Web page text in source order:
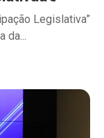
Legislativa”
da...